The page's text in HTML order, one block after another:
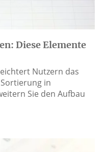
Diese Elemente
Nutzern das
in
Sie den Aufbau